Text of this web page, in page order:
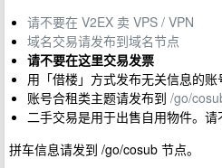
请不要在 V2EX 卖 VPS / VPN
域名交易请发布到域名节点
请不要在这里交易发票
用「借楼」方式发布无关信息的账
账号合租类主题请发布到 /go/
二手交易是用于出售自用物件。请
拼车信息请发到 /go/cosub 节点。